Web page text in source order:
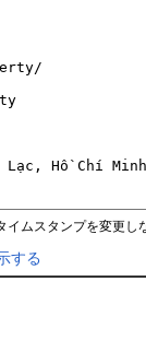
イムスタンプを変更し
する